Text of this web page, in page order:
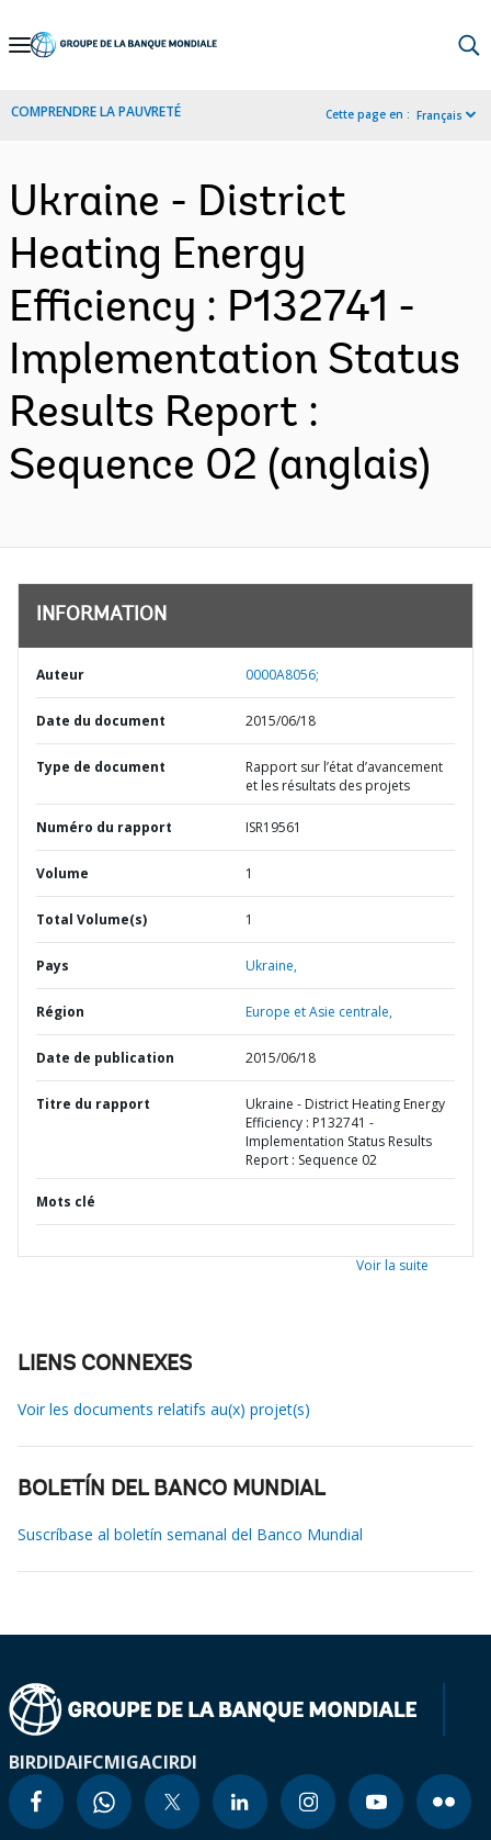
Skip
Navigation
COMPRENDRE LA PAUVRETÉ Cette page en : Français
Ukraine - District
Heating Energy
Efficiency : P132741 -
Implementation Status
Results Report :
Sequence 02 (anglais)
INFORMATION
Auteur 0000A8056;
Date du document 2015/06/18
Type de document
Rapport sur l’état d’avancement
et les résultats des projets
Numéro du rapport ISR19561
Volume 1
Total Volume(s) 1
Pays Ukraine,
Région Europe et Asie centrale,
Date de publication 2015/06/18
Titre du rapport
Ukraine - District Heating Energy
Efficiency : P132741 -
Implementation Status Results
Report : Sequence 02
Mots clé
Voir la suite
LIENS CONNEXES
Voir les documents relatifs au(x) projet(s)
BOLETÍN DEL BANCO MUNDIAL
Suscríbase al boletín semanal del Banco Mundial
BIRDIDAIFCMIGACIRDI